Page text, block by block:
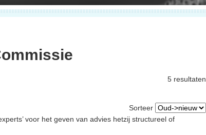
5 resultaten
Sorteer
voor het geven van advies hetzij structureel of